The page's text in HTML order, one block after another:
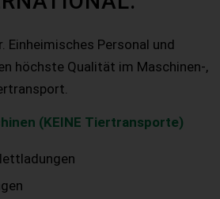
Einheimisches Personal und
höchste Qualität im Maschinen-,
(KEINE Tiertransporte)